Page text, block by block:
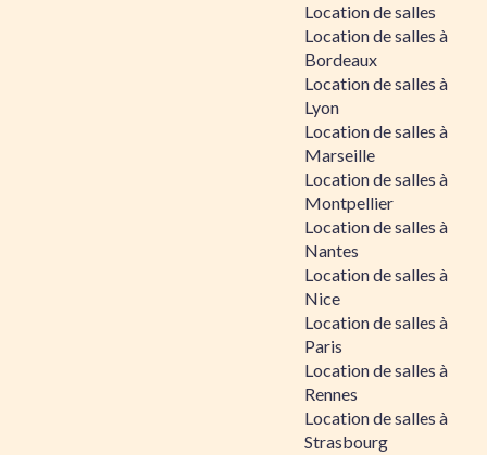
Location de salles
Location de salles à
Bordeaux
Location de salles à
Lyon
Location de salles à
Marseille
Location de salles à
Montpellier
Location de salles à
Nantes
Location de salles à
Nice
Location de salles à
Paris
Location de salles à
Rennes
Location de salles à
Strasbourg